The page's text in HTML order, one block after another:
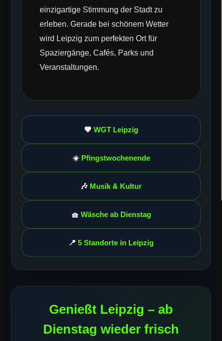
einzigartige Stimmung der Stadt zu
erleben. Gerade bei schönem Wetter
wird Leipzig zum perfekten Ort für
Spaziergänge, Cafés, Parks und
Veranstaltungen.
🖤 WGT Leipzig
☀️ Pfingstwochenende
🎶 Musik & Kultur
🧺 Wäsche ab Dienstag
📍 5 Standorte in Leipzig
Genießt Leipzig – ab
Dienstag wieder frisch